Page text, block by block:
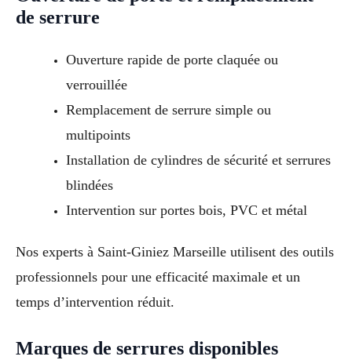
de serrure
Ouverture rapide de porte claquée ou
verrouillée
Remplacement de serrure simple ou
multipoints
Installation de cylindres de sécurité et serrures
blindées
Intervention sur portes bois, PVC et métal
Nos experts à Saint-Giniez Marseille utilisent des outils
professionnels pour une efficacité maximale et un
temps d’intervention réduit.
Marques de serrures disponibles